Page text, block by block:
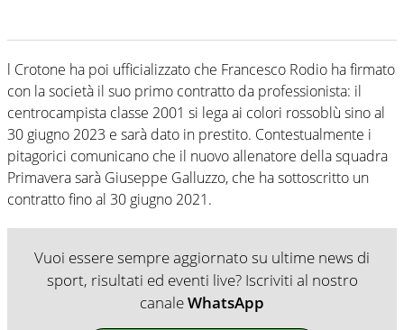
l Crotone ha poi ufficializzato che Francesco Rodio ha firmato
con la società il suo primo contratto da professionista: il
centrocampista classe 2001 si lega ai colori rossoblù sino al
30 giugno 2023 e sarà dato in prestito. Contestualmente i
pitagorici comunicano che il nuovo allenatore della squadra
Primavera sarà Giuseppe Galluzzo, che ha sottoscritto un
contratto fino al 30 giugno 2021.
Vuoi essere sempre aggiornato su ultime news di
sport, risultati ed eventi live? Iscriviti al nostro
canaleWhatsApp